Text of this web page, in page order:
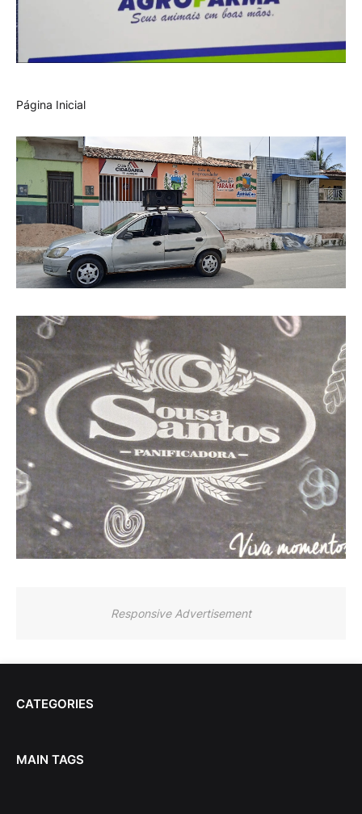
Página Inicial
Responsive Advertisement
CATEGORIES
MAIN TAGS